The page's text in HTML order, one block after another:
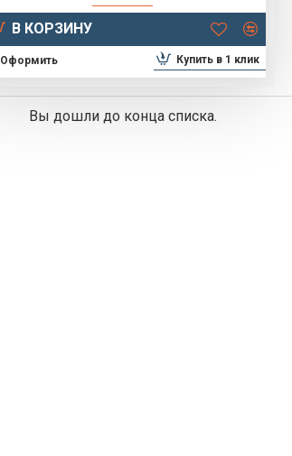
В КОРЗИНУ
Оформить Купить в 1 клик
Вы дошли до конца списка.